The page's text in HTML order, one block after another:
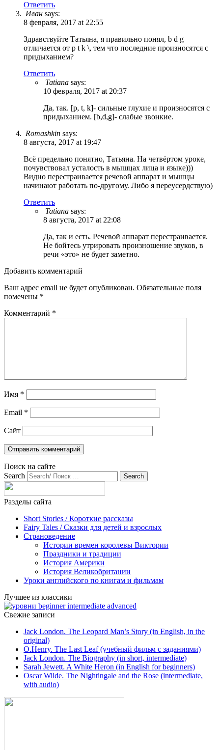
Ответить
Иван says:
8 февраля, 2017 at 22:55
Здравствуйте Татьяна, я правильно понял, b d g
отличается от p t k \, тем что последние произносятся с
придыханием?
Ответить
Tatiana says:
10 февраля, 2017 at 20:37
Да, так. [p, t, k]- сильные глухие и произносятся с
придыханием. [b,d,g]- слабые звонкие.
Romashkin says:
8 августа, 2017 at 19:47
Всё предельно понятно, Татьяна. На четвёртом уроке,
почувствовал усталость в мышцах лица и языке)))
Видно перестраивается речевой аппарат и мышцы
начинают работать по-другому. Либо я переусердствую)
Ответить
Tatiana says:
8 августа, 2017 at 22:08
Да, так и есть. Речевой аппарат перестраивается.
Не бойтесь утрировать произношение звуков, в
речи «это» не будет заметно.
Добавить комментарий
Ваш адрес email не будет опубликован. Обязательные поля
помечены *
Комментарий *
Имя *
Email *
Сайт
Поиск на сайте
Search
Разделы сайта
Short Stories / Короткие рассказы
Fairy Tales / Cказки для детей и взрослых
Страноведение
Истории времен королевы Виктории
Праздники и традиции
История Америки
История Великобритании
Уроки английского по книгам и фильмам
Лучшее из классики
Свежие записи
Jack London. The Leopard Man’s Story (in English, in the
original)
O.Henry. The Last Leaf (учебный фильм с заданиями)
Jack London. The Biography (in short, intermediate)
Sarah Jewett. A White Heron (in English for beginners)
Oscar Wilde. The Nightingale and the Rose (intermediate,
with audio)